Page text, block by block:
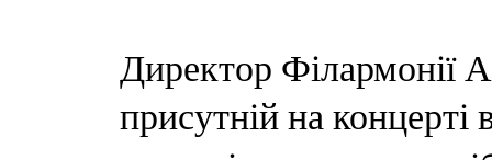
Директор Філармонії
присутній на концерті